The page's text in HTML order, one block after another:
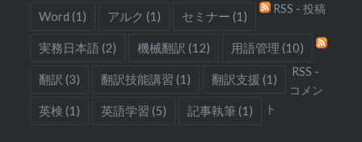
Word (1) アルク (1) セミナー (1)
実務日本語 (2) 機械翻訳 (12) 用語管理 (10)
翻訳 (3) 翻訳技能講習 (1) 翻訳支援 (1)
英検 (1) 英語学習 (5) 記事執筆(1)
RSS - 投稿
RSS -
コメン
ト